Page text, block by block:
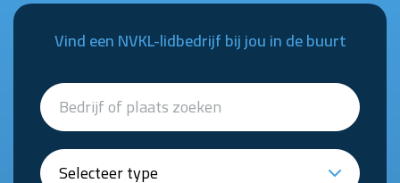
Vind een NVKL-lidbedrijf bij jou in de buurt